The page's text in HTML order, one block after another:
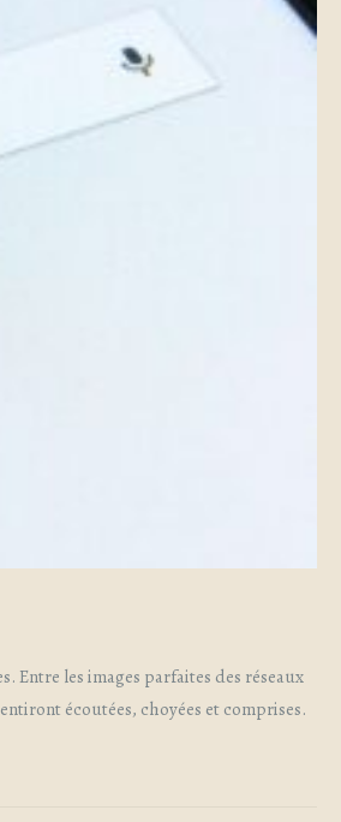
Entre les images parfaites des réseaux
écoutées, choyées et comprises.